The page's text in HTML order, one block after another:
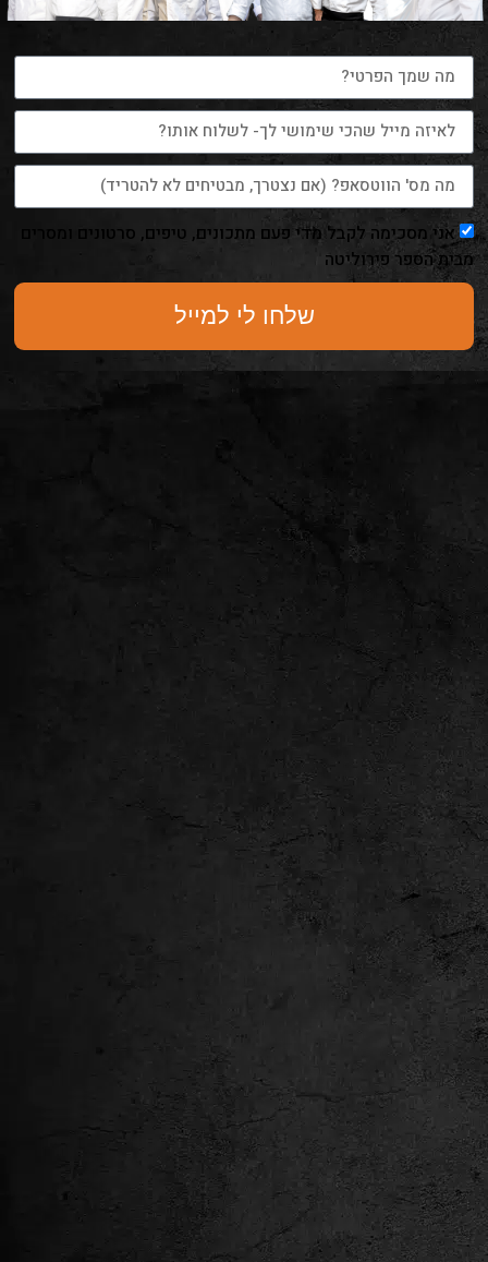
אני מסכימה לקבל מדי פעם מתכונים, טיפים, סרטונים ומסרים
מבית הספר פירוליטה
שלחו לי למייל